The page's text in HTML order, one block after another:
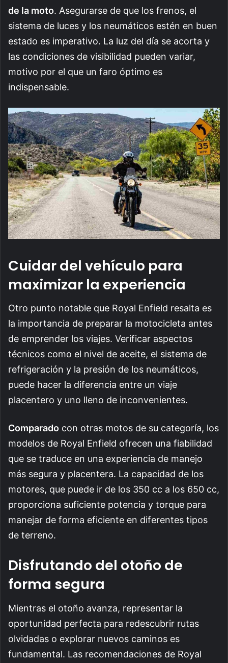
de la moto. Asegurarse de que los frenos, el
sistema de luces y los neumáticos estén en buen
estado es imperativo. La luz del día se acorta y
las condiciones de visibilidad pueden variar,
motivo por el que un faro óptimo es
indispensable.
Cuidar del vehículo para
maximizar la experiencia
Otro punto notable que Royal Enfield resalta es
la importancia de preparar la motocicleta antes
de emprender los viajes. Verificar aspectos
técnicos como el nivel de aceite, el sistema de
refrigeración y la presión de los neumáticos,
puede hacer la diferencia entre un viaje
placentero y uno lleno de inconvenientes.
Comparado con otras motos de su categoría, los
modelos de Royal Enfield ofrecen una fiabilidad
que se traduce en una experiencia de manejo
más segura y placentera. La capacidad de los
motores, que puede ir de los 350 cc a los 650 cc,
proporciona suficiente potencia y torque para
manejar de forma eficiente en diferentes tipos
de terreno.
Disfrutando del otoño de
forma segura
Mientras el otoño avanza, representar la
oportunidad perfecta para redescubrir rutas
olvidadas o explorar nuevos caminos es
fundamental. Las recomendaciones de Royal